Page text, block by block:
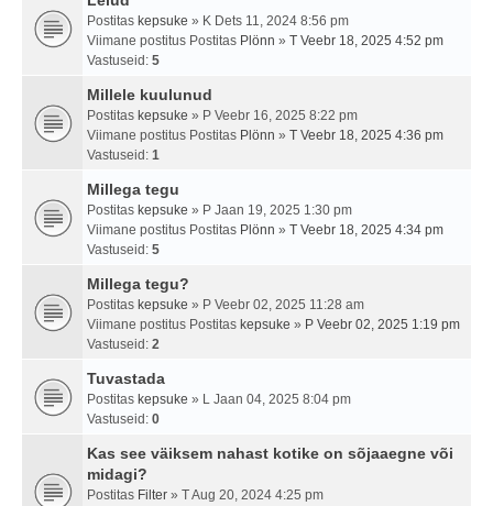
Postitas kepsuke » K Dets 11, 2024 8:56 pm
Viimane postitus Postitas Plönn » T Veebr 18, 2025 4:52 pm
Vastuseid: 5
Millele kuulunud
Postitas kepsuke » P Veebr 16, 2025 8:22 pm
Viimane postitus Postitas Plönn » T Veebr 18, 2025 4:36 pm
Vastuseid: 1
Millega tegu
Postitas kepsuke » P Jaan 19, 2025 1:30 pm
Viimane postitus Postitas Plönn » T Veebr 18, 2025 4:34 pm
Vastuseid: 5
Millega tegu?
Postitas kepsuke » P Veebr 02, 2025 11:28 am
Viimane postitus Postitas kepsuke » P Veebr 02, 2025 1:19 pm
Vastuseid: 2
Tuvastada
Postitas kepsuke » L Jaan 04, 2025 8:04 pm
Vastuseid: 0
Kas see väiksem nahast kotike on sõjaaegne või
midagi?
Postitas Filter » T Aug 20, 2024 4:25 pm